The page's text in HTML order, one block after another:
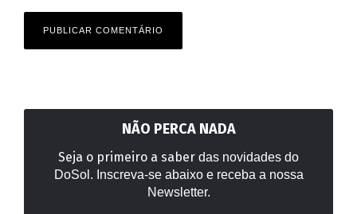
NÃO PERCA NADA
Seja o primeiro a saber das novidades do
DoSol. Inscreva-se abaixo e receba a nossa
Newsletter.